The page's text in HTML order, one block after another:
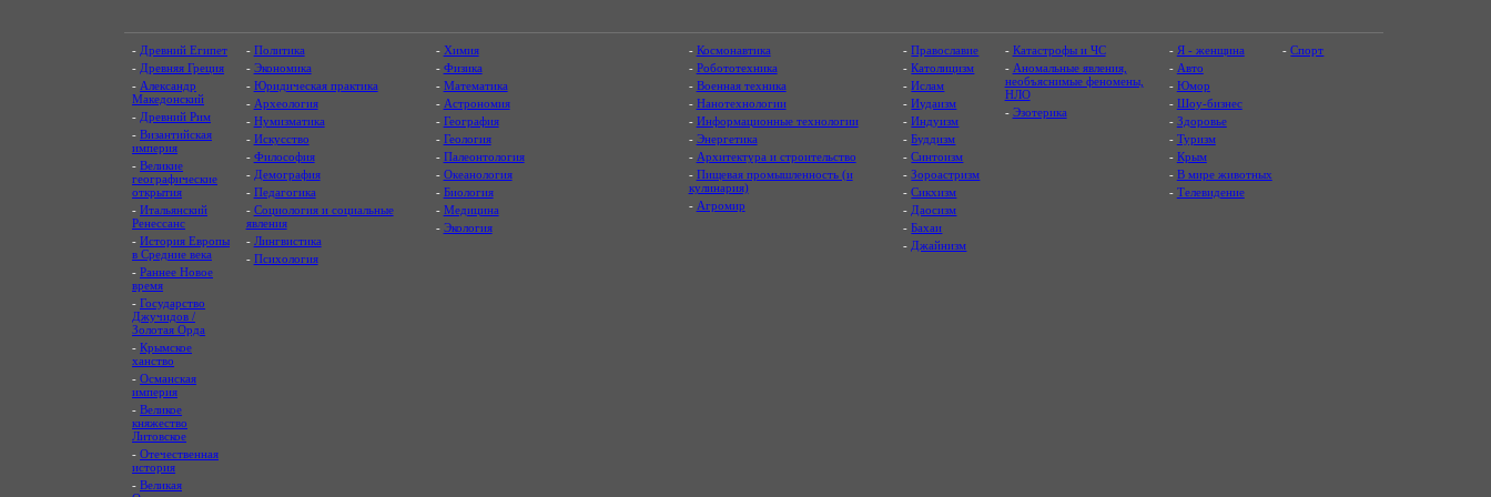
- Древний Египет
- Древняя Греция
- Александр
Македонский
- Древний Рим
- Византийская
империя
- Великие
географические
открытия
- Итальянский
Ренессанс
- История Европы
в Средние века
- Раннее Новое
время
- Государство
Джучидов /
Золотая Орда
- Крымское
ханство
- Османская
империя
- Великое
княжество
Литовское
- Отечественная
история
- Великая
- Политика
- Экономика
- Юридическая практика
- Археология
- Нумизматика
- Искусство
- Философия
- Демография
- Педагогика
- Социология и социальные
явления
- Лингвистика
- Психология
- Химия
- Физика
- Математика
- Астрономия
- География
- Геология
- Палеонтология
- Океанология
- Биология
- Медицина
- Экология
- Космонавтика
- Робототехника
- Военная техника
- Нанотехнологии
- Информационные технологии
- Энергетика
- Архитектура и строительство
- Пищевая промышленность (и
кулинария)
- Агромир
-Православие
-Католицизм
-Ислам
-Иудаизм
-Индуизм
-Буддизм
-Синтоизм
-Зороастризм
-Сикхизм
- Даосизм
-Бахаи
- Джайнизм
- Катастрофы и ЧС
- Аномальные явления,
необъяснимые феномены,
НЛО
- Эзотерика
- Я - женщина
- Авто
- Юмор
- Шоу-бизнес
- Здоровье
- Туризм
- Крым
- В мире животных
- Телевидение
-Спорт